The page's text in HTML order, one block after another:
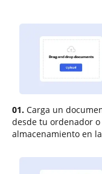
01. Carga un
desde tu ordenador o
almacenamiento en